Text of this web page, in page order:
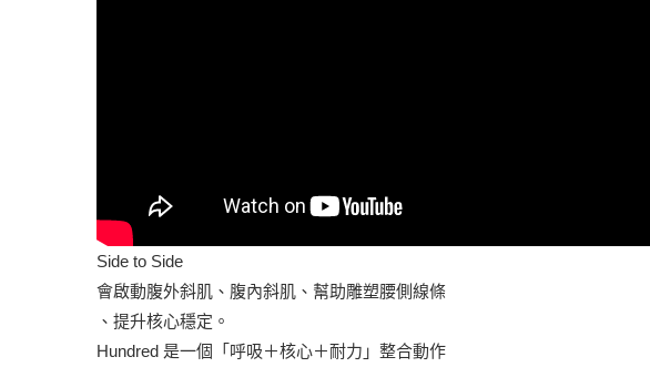
Side to Side
會啟動腹外斜肌、腹內斜肌、幫助雕塑腰側線條
、提升核心穩定。
Hundred 是一個「呼吸＋核心＋耐力」整合動作